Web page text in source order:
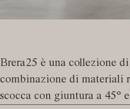
Brera25 è una collezione
combinazione di materiali
scocca con giuntura a 45°